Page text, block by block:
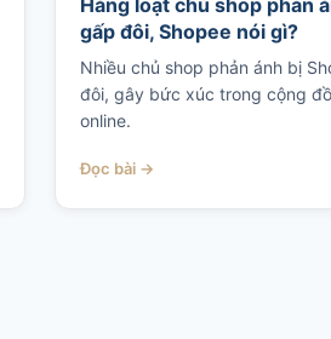
Hàng loạt chủ shop phản
gấp đôi, Shopee nói gì?
Nhiều chủ shop phản ánh bị
đôi, gây bức xúc trong cộng
online.
Đọc bài →